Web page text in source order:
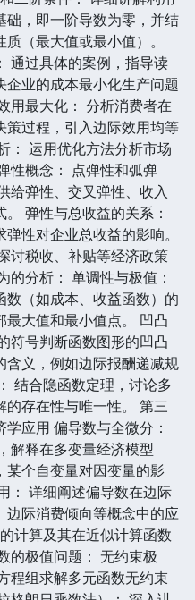
，即一阶导数为零，并结
（最大值或最小值）。
通过具体的案例，指导读
业的成本最小化生产问题
用最大化： 分析消费者在
过程，引入边际效用均等
： 运用优化方法分析市场
性概念： 点弹性和弧弹
给弹性、交叉弹性、收入
弹性与总收益的关系：
性对企业总收益的影响。
讨税收、补贴等经济政策
的分析： 单调性与极值：
（如成本、收益函数）的
大值和最小值点。 凹凸
符号判断函数图形的凹凸
义，例如边际报酬递减规
结合隐函数定理，讨论多
存在性与唯一性。 第三
应用 偏导数与全微分：
解释在多变量经济模型
某个自变量对因变量的影
： 详细阐述偏导数在边际
边际消费倾向等概念中的应
计算及其在近似计算函数
的极值问题： 无约束极
程组求解多元函数无约束